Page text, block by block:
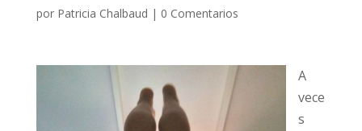
por Patricia Chalbaud | 0 Comentarios
A
vece
s